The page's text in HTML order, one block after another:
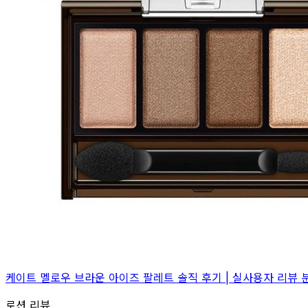
케이트 멜로우 브라운 아이즈 팔레트 솔직 후기 | 실사용자 리뷰
로션 리뷰